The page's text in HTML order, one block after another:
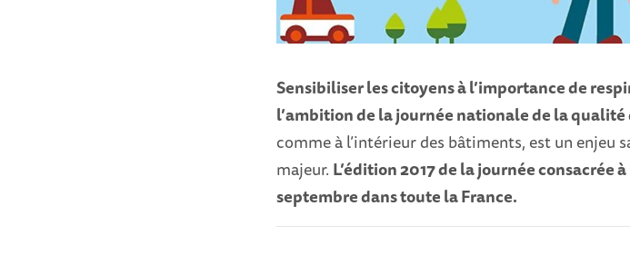
Sensibiliser les citoyens à l’importance de
l’ambition de la journée nationale de la qualité
comme à l’intérieur des bâtiments, est un
majeur. L’édition 2017 de la journée consacrée
septembre dans toute la France.